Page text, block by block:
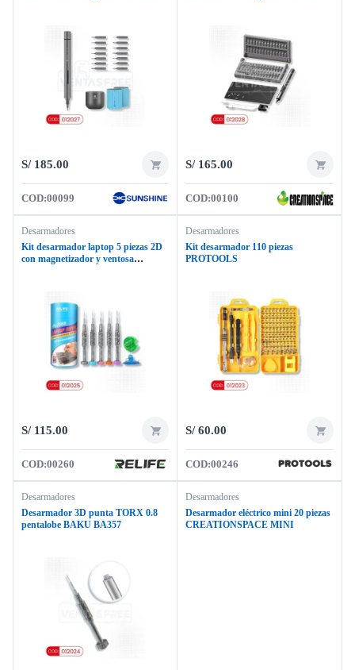
S/185.00
COD:00099
S/165.00
COD:00100
Desarmadores
Kit desarmador laptop 5 piezas 2D
con magnetizador y ventosa
S/115.00
COD:00260
Desarmadores
Kit desarmador 110 piezas
PROTOOLS
S/60.00
COD:00246
Desarmadores
Desarmador 3D punta TORX 0.8
pentalobe BAKU BA357
Desarmadores
Desarmador eléctrico mini 20 piezas
CREATIONSPACE MINI